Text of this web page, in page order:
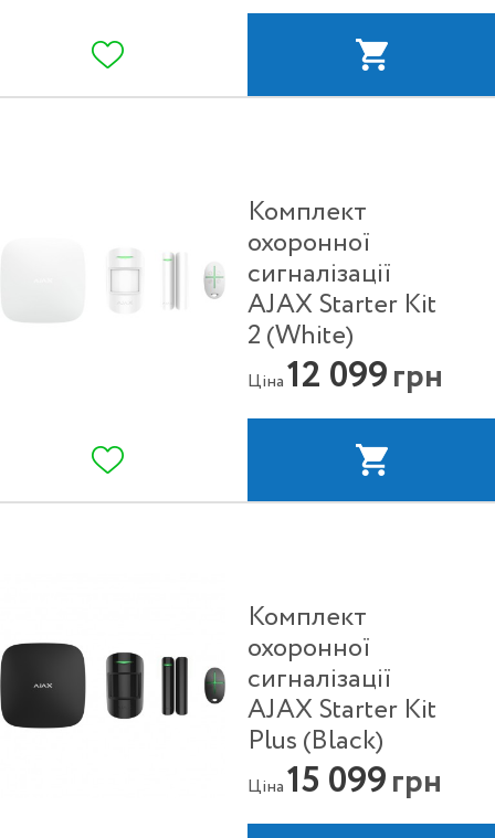
Комплект
охоронної
сигналізації
AJAX Starter Kit
2 (White)
Ціна12 099грн
Комплект
охоронної
сигналізації
AJAX Starter Kit
Plus (Black)
Ціна15 099грн